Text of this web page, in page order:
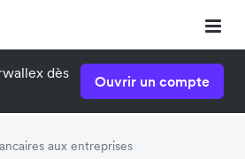
dès
Ouvrir un compte
aux entreprises